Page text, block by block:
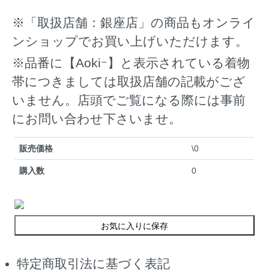
※「取扱店舗：銀座店」の商品もオンライ
ンショップでお買い上げいただけます。
※品番に【Aokiｰ】と表示されている着物
帯につきましては取扱店舗の記載がござ
いません。店頭でご覧になる際には事前
にお問い合わせ下さいませ。
販売価格 \0
購入数 0
お気に入りに保存
特定商取引法に基づく表記